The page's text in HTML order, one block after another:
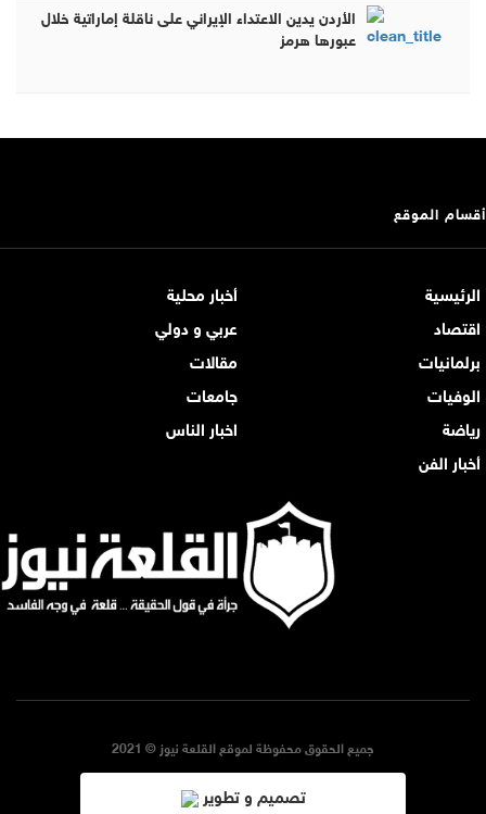
الأردن يدين الاعتداء الإيراني على ناقلة إماراتية خلال
عبورها هرمز
أقسام الموقع
الرئيسية
أخبار محلية
اقتصاد
عربي و دولي
برلمانيات
مقالات
الوفيات
جامعات
رياضة
اخبار الناس
أخبار الفن
جميع الحقوق محفوظة لموقع القلعة نيوز © 2021
تصميم و تطوير